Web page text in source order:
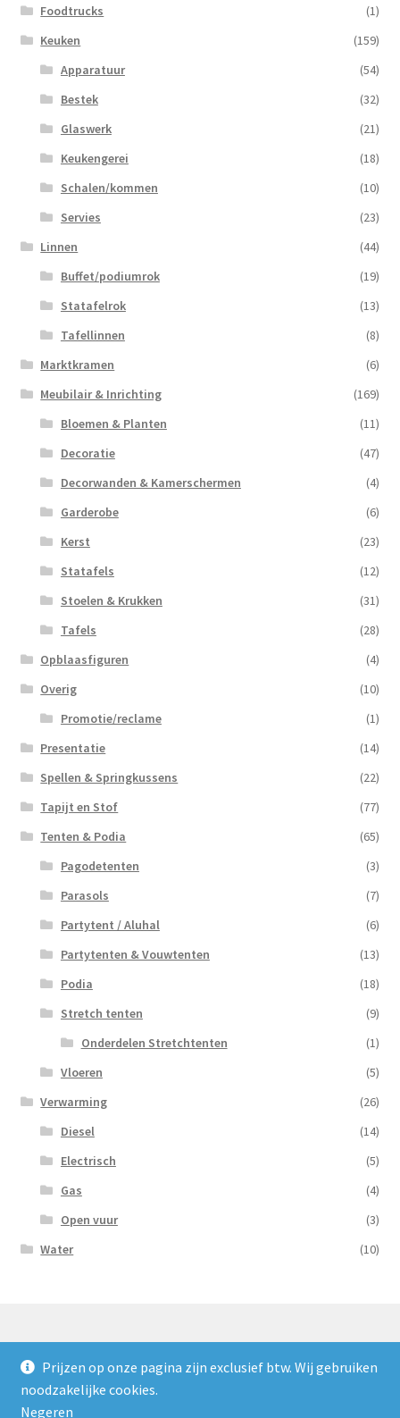
Prijzen op onze pagina zijn exclusief btw. Wij gebruiken
noodzakelijke cookies.
Negeren
Foodtrucks
(1)
Keuken
(159)
Apparatuur
(54)
Bestek
(32)
Glaswerk
(21)
Keukengerei
(18)
Schalen/kommen
(10)
Servies
(23)
Linnen
(44)
Buffet/podiumrok
(19)
Statafelrok
(13)
Tafellinnen
(8)
Marktkramen
(6)
Meubilair & Inrichting
(169)
Bloemen & Planten
(11)
Decoratie
(47)
Decorwanden & Kamerschermen
(4)
Garderobe
(6)
Kerst
(23)
Statafels
(12)
Stoelen & Krukken
(31)
Tafels
(28)
Opblaasfiguren
(4)
Overig
(10)
Promotie/reclame
(1)
Presentatie
(14)
Spellen & Springkussens
(22)
Tapijt en Stof
(77)
Tenten & Podia
(65)
Pagodetenten
(3)
Parasols
(7)
Partytent / Aluhal
(6)
Partytenten & Vouwtenten
(13)
Podia
(18)
Stretch tenten
(9)
Onderdelen Stretchtenten
(1)
Vloeren
(5)
Verwarming
(26)
Diesel
(14)
Electrisch
(5)
Gas
(4)
Open vuur
(3)
Water
(10)
© Nooijens Verhuur 2026
Privacybeleid
Gebouwd met WooCommerce